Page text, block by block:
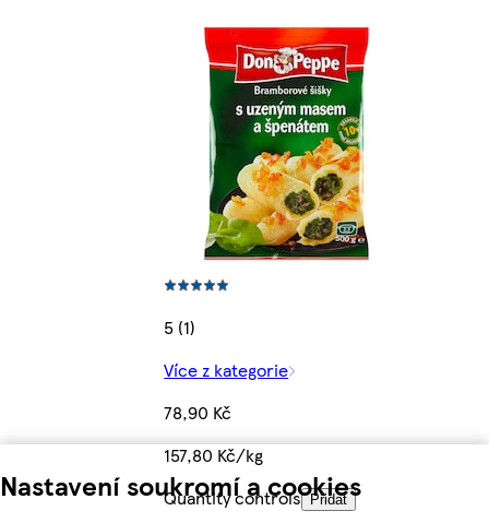
Nastavení soukromí a cookies
5 (1)
Více z kategorie
78,90 Kč
157,80 Kč/kg
Quantity controls Přidat